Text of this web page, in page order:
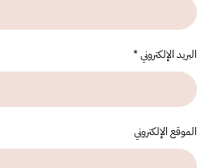
البريد الإلكتروني*
الموقع الإلكتروني